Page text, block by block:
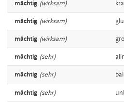
mächtig (wirksam)
mächtig (wirksam)
mächtig (wirksam)
mächtig (sehr)
mächtig (sehr)
mächtig (sehr)